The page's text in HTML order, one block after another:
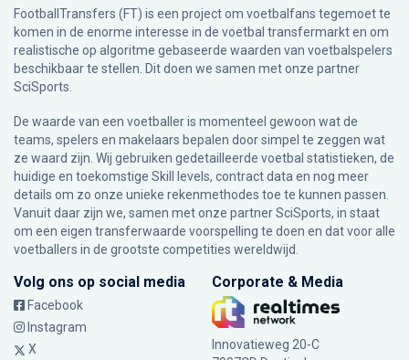
FootballTransfers (FT) is een project om voetbalfans tegemoet te
komen in de enorme interesse in de voetbal transfermarkt en om
realistische op algoritme gebaseerde waarden van voetbalspelers
beschikbaar te stellen. Dit doen we samen met onze partner
SciSports
De waarde van een voetballer is momenteel gewoon wat de
teams, spelers en makelaars bepalen door simpel te zeggen wat
ze waard zijn. Wij gebruiken gedetailleerde voetbal statistieken, de
huidige en toekomstige Skill levels, contract data en nog meer
details om zo onze unieke rekenmethodes toe te kunnen passen.
Vanuit daar zijn we, samen met onze partner SciSports, in staat
om een eigen transferwaarde voorspelling te doen en dat voor alle
voetballers in de grootste competities wereldwijd.
Volg ons op social media
Facebook
Instagram
X
Corporate & Media
Innovatieweg 20-C